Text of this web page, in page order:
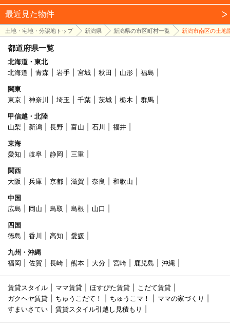
最近見た物件
土地・宅地・分譲地トップ 新潟県 新潟県の市区町村一覧 新潟市南区の土地
都道府県一覧
北海道・東北
北海道
青森 岩手 宮城 秋田 山形
福島
関東
東京
神奈川 埼玉 千葉 茨城 栃木
群馬
甲信越・北陸
山梨
新潟 長野 富山 石川
福井
東海
愛知
岐阜 静岡
三重
関西
大阪
兵庫 京都 滋賀 奈良
和歌山
中国
広島
岡山 鳥取 島根
山口
四国
徳島
香川 高知
愛媛
九州・沖縄
福岡
佐賀 長崎 熊本 大分 宮崎 鹿児島 沖縄
賃貸スタイル ママ賃貸 ほすぴた賃貸
こだて賃貸
ガクヘヤ賃貸
ちゅうこだて！ ちゅうこマ！
ママの家づくり
すまいさてい
賃貸スタイル引越し見積もり